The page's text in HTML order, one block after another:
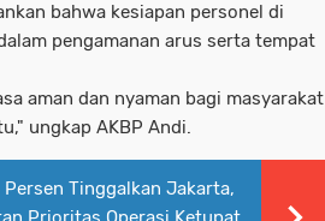
bahwa kesiapan personel di
pengamanan arus serta tempat
aman dan nyaman bagi masyarakat
ungkap AKBP Andi.
Tinggalkan Jakarta,